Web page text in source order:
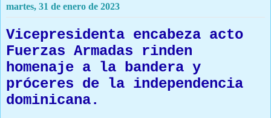
martes, 31 de enero de 2023
Vicepresidenta encabeza acto
Fuerzas Armadas rinden
homenaje a la bandera y
próceres de la independencia
dominicana.